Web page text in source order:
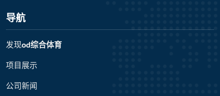
导航
发现od综合体育
项目展示
公司新闻